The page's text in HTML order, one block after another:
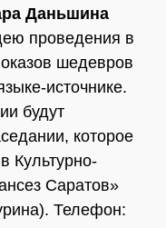
Даньшина
проведения в
шедевров
источнике.
будут
которое
Культурно-
Саратов»
Телефон: